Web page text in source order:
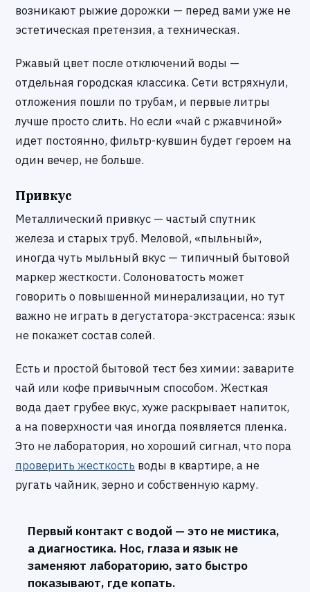
возникают рыжие дорожки — перед вами уже не
эстетическая претензия, а техническая.
Ржавый цвет после отключений воды —
отдельная городская классика. Сети встряхнули,
отложения пошли по трубам, и первые литры
лучше просто слить. Но если «чай с ржавчиной»
идет постоянно, фильтр-кувшин будет героем на
один вечер, не больше.
Привкус
Металлический привкус — частый спутник
железа и старых труб. Меловой, «пыльный»,
иногда чуть мыльный вкус — типичный бытовой
маркер жесткости. Солоноватость может
говорить о повышенной минерализации, но тут
важно не играть в дегустатора-экстрасенса: язык
не покажет состав солей.
Есть и простой бытовой тест без химии: заварите
чай или кофе привычным способом. Жесткая
вода дает грубее вкус, хуже раскрывает напиток,
а на поверхности чая иногда появляется пленка.
Это не лаборатория, но хороший сигнал, что пора
проверить жесткость воды в квартире, а не
ругать чайник, зерно и собственную карму.
Первый контакт с водой — это не мистика,
а диагностика. Нос, глаза и язык не
заменяют лабораторию, зато быстро
показывают, где копать.